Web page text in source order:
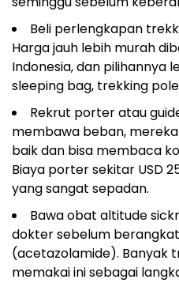
Beli perlengkapan
Harga jauh lebih murah
Indonesia, dan pilihannya
sleeping bag, trekking
Rekrut porter atau
membawa beban,
baik dan bisa membaca
Biaya porter sekitar USD
yang sangat sepadan.
Bawa obat altitude
dokter sebelum
(acetazolamide). Banyak
memakai ini sebagai